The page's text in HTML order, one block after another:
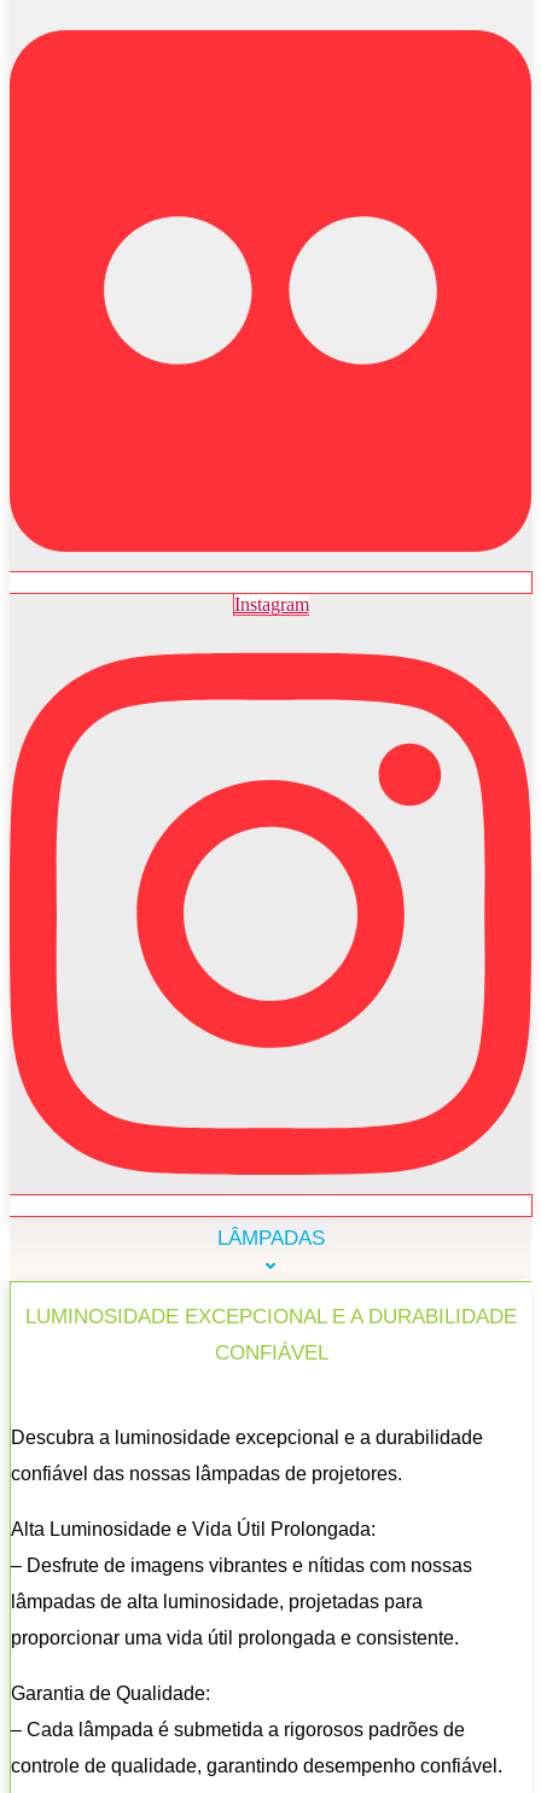
Instagram
LÂMPADAS
LUMINOSIDADE EXCEPCIONAL E A DURABILIDADE
CONFIÁVEL
Descubra a luminosidade excepcional e a durabilidade
confiável das nossas lâmpadas de projetores.
Alta Luminosidade e Vida Útil Prolongada:
– Desfrute de imagens vibrantes e nítidas com nossas
lâmpadas de alta luminosidade, projetadas para
proporcionar uma vida útil prolongada e consistente.
Garantia de Qualidade:
– Cada lâmpada é submetida a rigorosos padrões de
controle de qualidade, garantindo desempenho confiável.